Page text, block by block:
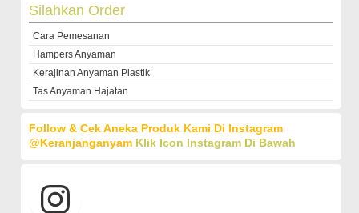
Silahkan Order
Cara Pemesanan
Hampers Anyaman
Kerajinan Anyaman Plastik
Tas Anyaman Hajatan
Follow & Cek Aneka Produk Kami Di Instagram
@keranjanganyam Klik Icon Instagram Di Bawah